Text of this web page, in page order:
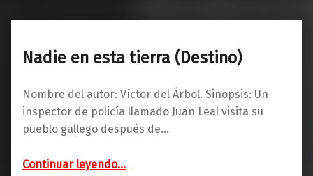
Nadie en esta tierra (Destino)
Nombre del autor: Víctor del Árbol. Sinopsis: Un
inspector de policía llamado Juan Leal visita su
pueblo gallego después de…
Continuar leyendo…